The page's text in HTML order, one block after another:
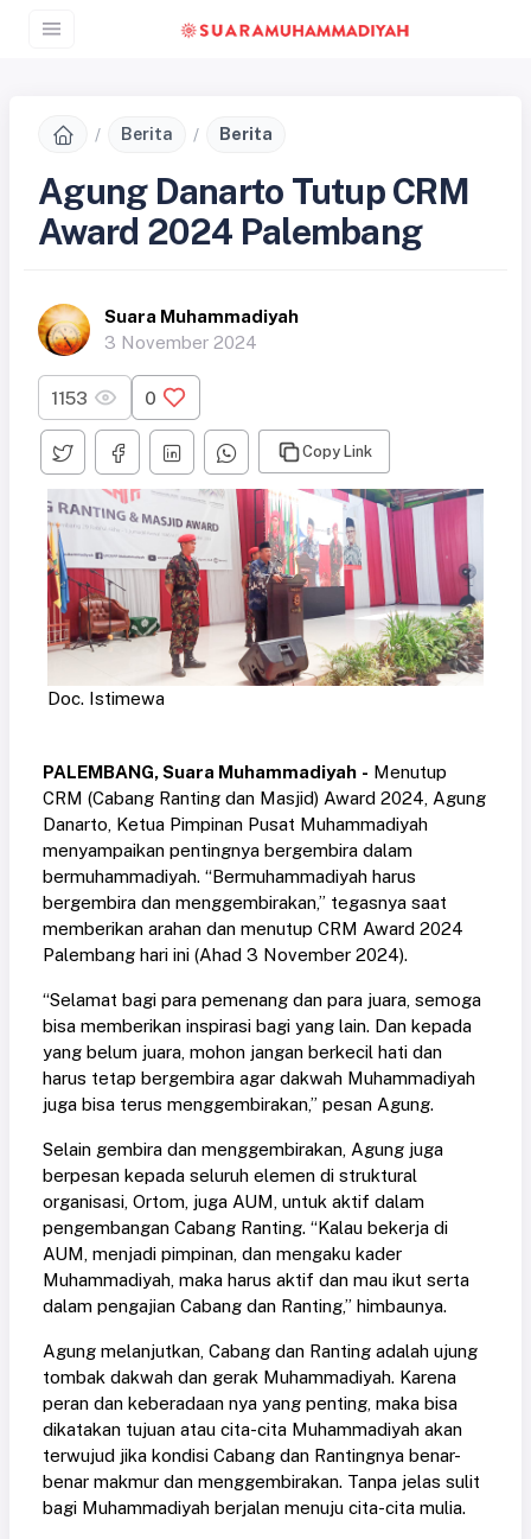
Berita Berita
Agung Danarto Tutup CRM
Award 2024 Palembang
Suara Muhammadiyah
3 November 2024
1153 0
Copy Link
Doc. Istimewa
PALEMBANG, Suara Muhammadiyah - Menutup
CRM (Cabang Ranting dan Masjid) Award 2024, Agung
Danarto, Ketua Pimpinan Pusat Muhammadiyah
menyampaikan pentingnya bergembira dalam
bermuhammadiyah. “Bermuhammadiyah harus
bergembira dan menggembirakan,” tegasnya saat
memberikan arahan dan menutup CRM Award 2024
Palembang hari ini (Ahad 3 November 2024).
“Selamat bagi para pemenang dan para juara, semoga
bisa memberikan inspirasi bagi yang lain. Dan kepada
yang belum juara, mohon jangan berkecil hati dan
harus tetap bergembira agar dakwah Muhammadiyah
juga bisa terus menggembirakan,” pesan Agung.
Selain gembira dan menggembirakan, Agung juga
berpesan kepada seluruh elemen di struktural
organisasi, Ortom, juga AUM, untuk aktif dalam
pengembangan Cabang Ranting. “Kalau bekerja di
AUM, menjadi pimpinan, dan mengaku kader
Muhammadiyah, maka harus aktif dan mau ikut serta
dalam pengajian Cabang dan Ranting,” himbaunya.
Agung melanjutkan, Cabang dan Ranting adalah ujung
tombak dakwah dan gerak Muhammadiyah. Karena
peran dan keberadaan nya yang penting, maka bisa
dikatakan tujuan atau cita-cita Muhammadiyah akan
terwujud jika kondisi Cabang dan Rantingnya benar-
benar makmur dan menggembirakan. Tanpa jelas sulit
bagi Muhammadiyah berjalan menuju cita-cita mulia.